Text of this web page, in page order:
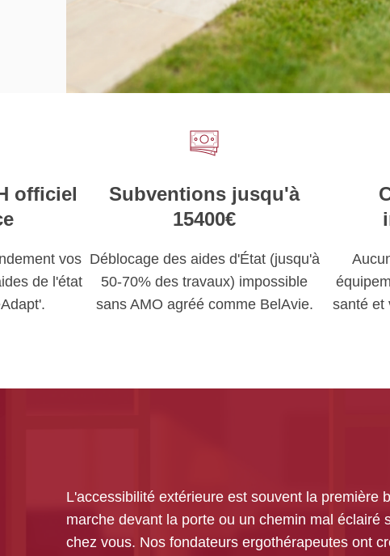
officiel
vos
de l'état
Subventions jusqu'à
15400€
Déblocage des aides d'État (jusqu'à
50-70% des travaux) impossible
sans AMO agréé comme BelAvie.
santé et
L'accessibilité extérieure est souvent la première
marche devant la porte ou un chemin mal éclairé
chez vous. Nos fondateurs ergothérapeutes ont